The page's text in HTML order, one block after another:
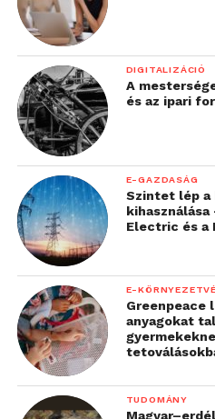
DIGITALIZÁCIÓ
A
és az ipari
E-GAZDASÁG
Szintet lép a
Electric és a
E-
Greenpeace
anyagokat
TUDOMÁNY